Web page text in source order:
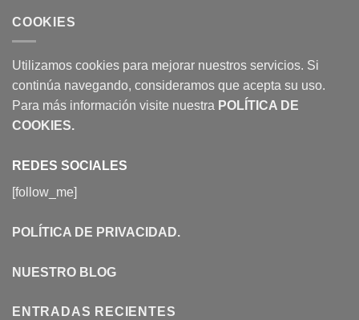
COOKIES
Utilizamos cookies para mejorar nuestros servicios. Si
continúa navegando, consideramos que acepta su uso.
Para más información visite nuestra POLÍTICA DE
COOKIES.
REDES SOCIALES
[follow_me]
POLÍTICA DE PRIVACIDAD.
NUESTRO BLOG
ENTRADAS RECIENTES